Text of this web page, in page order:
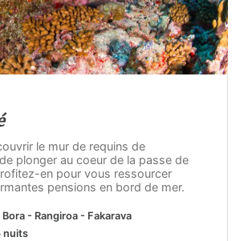
le mur de requins de
plonger au coeur de la passe de
en pour vous ressourcer
pensions en bord de mer.
- Rangiroa - Fakarava
nuits